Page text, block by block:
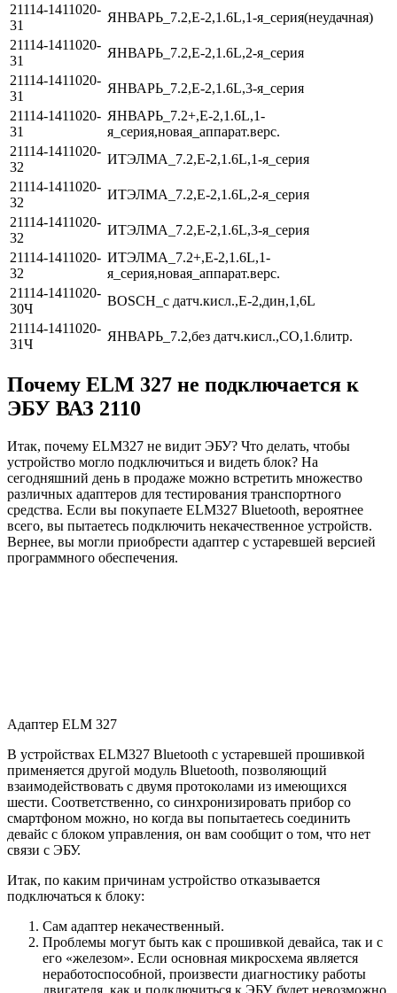
21114-1411020-
31
ЯНВАРЬ_7.2,Е-2,1.6L,1-я_серия(неудачная)
21114-1411020-
31
ЯНВАРЬ_7.2,Е-2,1.6L,2-я_серия
21114-1411020-
31
ЯНВАРЬ_7.2,Е-2,1.6L,3-я_серия
21114-1411020-
31
ЯНВАРЬ_7.2+,Е-2,1.6L,1-
я_серия,новая_аппарат.верс.
21114-1411020-
32
ИТЭЛМА_7.2,Е-2,1.6L,1-я_серия
21114-1411020-
32
ИТЭЛМА_7.2,Е-2,1.6L,2-я_серия
21114-1411020-
32
ИТЭЛМА_7.2,Е-2,1.6L,3-я_серия
21114-1411020-
32
ИТЭЛМА_7.2+,Е-2,1.6L,1-
я_серия,новая_аппарат.верс.
21114-1411020-
30Ч
BOSCH_с датч.кисл.,Е-2,дин,1,6L
21114-1411020-
31Ч
ЯНВАРЬ_7.2,без датч.кисл.,СО,1.6литр.
Почему ELM 327 не подключается к
ЭБУ ВАЗ 2110
Итак, почему ELM327 не видит ЭБУ? Что делать, чтобы
устройство могло подключиться и видеть блок? На
сегодняшний день в продаже можно встретить множество
различных адаптеров для тестирования транспортного
средства. Если вы покупаете ELM327 Bluetooth, вероятнее
всего, вы пытаетесь подключить некачественное устройств.
Вернее, вы могли приобрести адаптер с устаревшей версией
программного обеспечения.
Адаптер ELM 327
В устройствах ELM327 Bluetooth с устаревшей прошивкой
применяется другой модуль Bluetooth, позволяющий
взаимодействовать с двумя протоколами из имеющихся
шести. Соответственно, со синхронизировать прибор со
смартфоном можно, но когда вы попытаетесь соединить
девайс с блоком управления, он вам сообщит о том, что нет
связи с ЭБУ.
Итак, по каким причинам устройство отказывается
подключаться к блоку:
Сам адаптер некачественный.
Проблемы могут быть как с прошивкой девайса, так и с
его «железом». Если основная микросхема является
неработоспособной, произвести диагностику работы
двигателя, как и подключиться к ЭБУ, будет невозможно.